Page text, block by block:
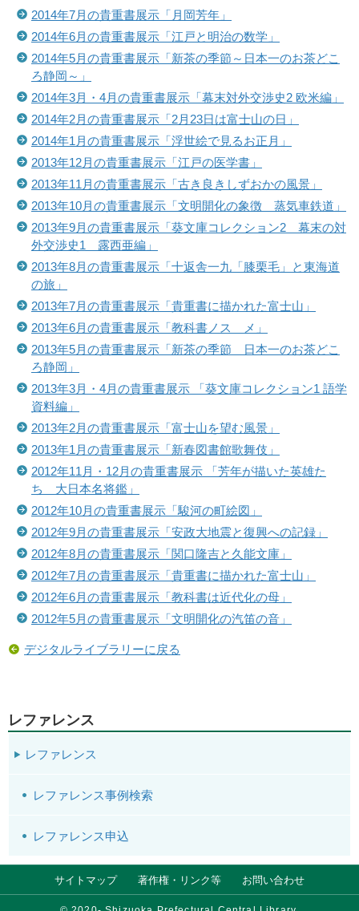
2014年7月の貴重書展示「月岡芳年」
2014年6月の貴重書展示「江戸と明治の数学」
2014年5月の貴重書展示「新茶の季節～日本一のお茶どこ
ろ静岡～」
2014年3月・4月の貴重書展示「幕末対外交渉史2 欧米編」
2014年2月の貴重書展示「2月23日は富士山の日」
2014年1月の貴重書展示「浮世絵で見るお正月」
2013年12月の貴重書展示「江戸の医学書」
2013年11月の貴重書展示「古き良きしずおかの風景」
2013年10月の貴重書展示「文明開化の象徴 蒸気車鉄道」
2013年9月の貴重書展示「葵文庫コレクション2 幕末の対
外交渉史1 露西亜編」
2013年8月の貴重書展示「十返舎一九「膝栗毛」と東海道
の旅」
2013年7月の貴重書展示「貴重書に描かれた富士山」
2013年6月の貴重書展示「教科書ノスゝメ」
2013年5月の貴重書展示「新茶の季節 日本一のお茶どこ
ろ静岡」
2013年3月・4月の貴重書展示 「葵文庫コレクション1 語学
資料編」
2013年2月の貴重書展示「富士山を望む風景」
2013年1月の貴重書展示「新春図書館歌舞伎」
2012年11月・12月の貴重書展示 「芳年が描いた英雄た
ち 大日本名将鑑」
2012年10月の貴重書展示「駿河の町絵図」
2012年9月の貴重書展示「安政大地震と復興への記録」
2012年8月の貴重書展示「関口隆吉と久能文庫」
2012年7月の貴重書展示「貴重書に描かれた富士山」
2012年6月の貴重書展示「教科書は近代化の母」
2012年5月の貴重書展示「文明開化の汽笛の音」
デジタルライブラリーに戻る
レファレンス
レファレンス
レファレンス事例検索
レファレンス申込
サイトマップ 著作権・リンク等 お問い合わせ